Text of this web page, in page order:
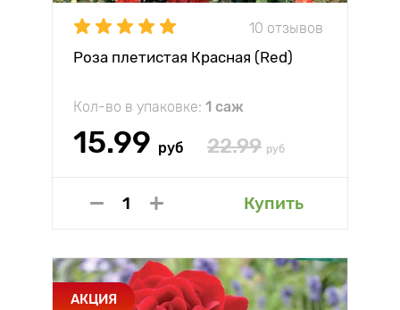
10 отзывов
Роза плетистая Красная (Red)
Кол-во в упаковке: 1 саж
15.99 руб 22.99 руб
Купить
АКЦИЯ